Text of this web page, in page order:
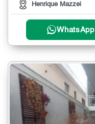
Henrique Mazzei
WhatsApp